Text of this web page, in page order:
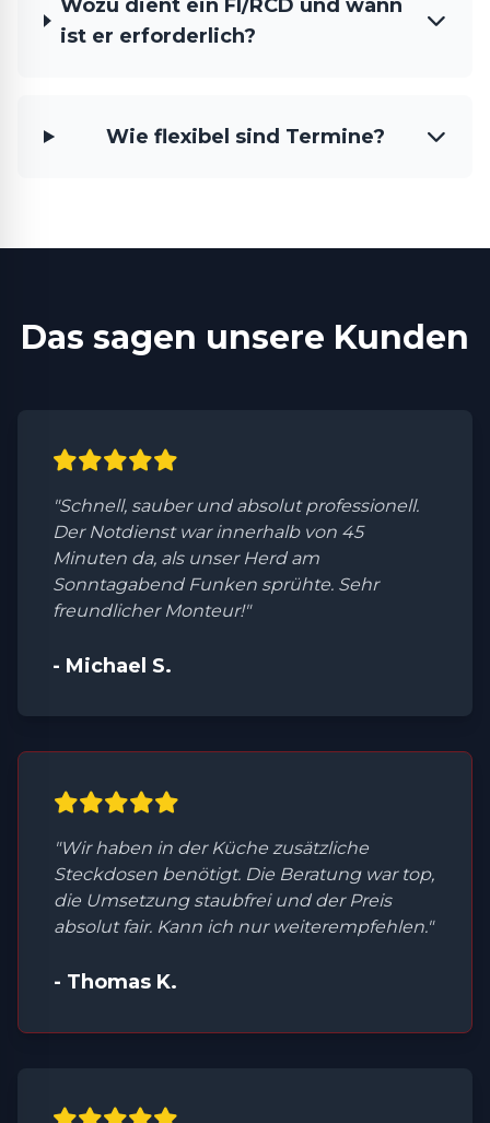
Wozu dient ein FI/RCD und wann
ist er erforderlich?
Wie flexibel sind Termine?
Das sagen unsere Kunden
"Schnell, sauber und absolut professionell.
Der Notdienst war innerhalb von 45
Minuten da, als unser Herd am
Sonntagabend Funken sprühte. Sehr
freundlicher Monteur!"
- Michael S.
"Wir haben in der Küche zusätzliche
Steckdosen benötigt. Die Beratung war top,
die Umsetzung staubfrei und der Preis
absolut fair. Kann ich nur weiterempfehlen."
- Thomas K.